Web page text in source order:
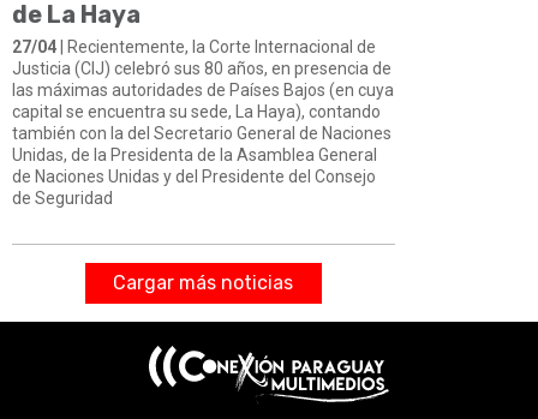
de La Haya
27/04 | Recientemente, la Corte Internacional de
Justicia (CIJ) celebró sus 80 años, en presencia de
las máximas autoridades de Países Bajos (en cuya
capital se encuentra su sede, La Haya), contando
también con la del Secretario General de Naciones
Unidas, de la Presidenta de la Asamblea General
de Naciones Unidas y del Presidente del Consejo
de Seguridad
Cargar más noticias